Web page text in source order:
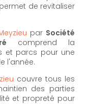
de revitaliser
par Société
comprend la
et parcs pour une
l'année.
couvre tous les
des parties
et propreté pour